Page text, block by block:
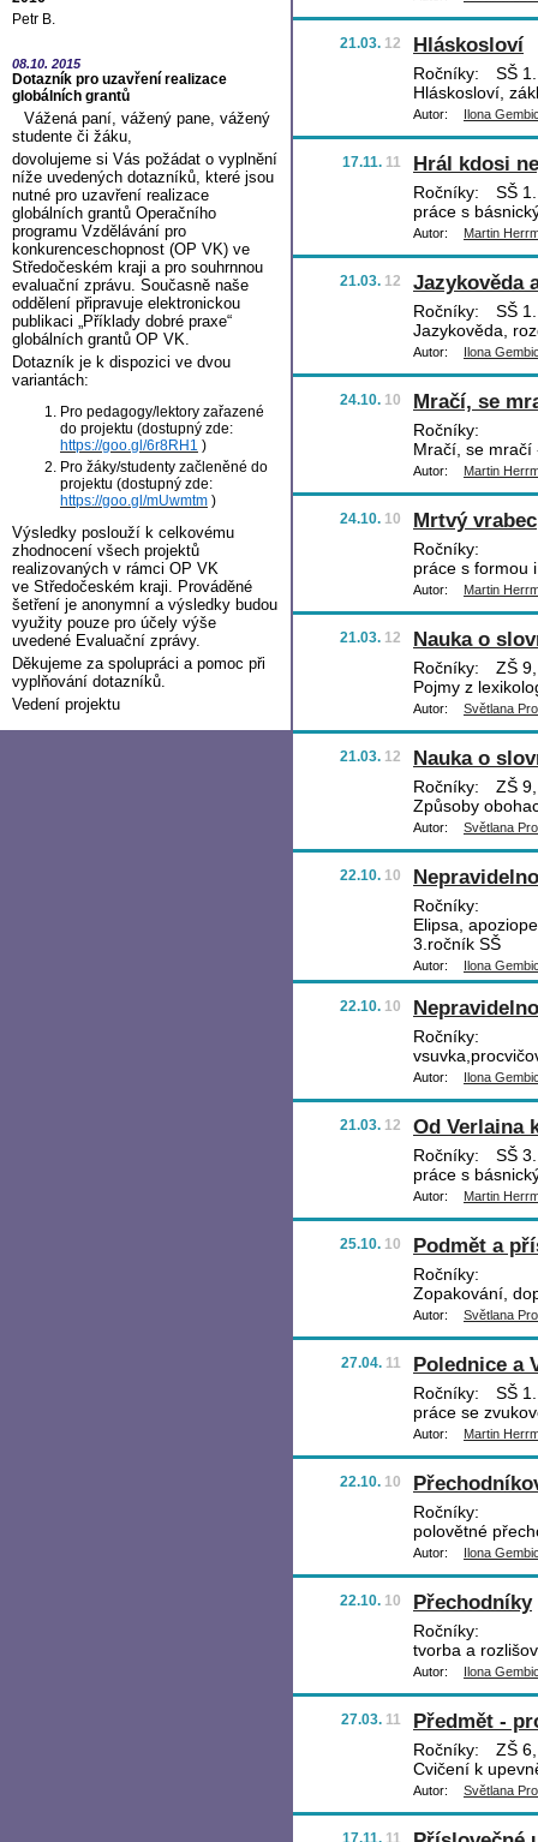
Petr B.
08.10. 2015
Dotazník pro uzavření realizace
globálních grantů
Vážená paní, vážený pane, vážený
studente či žáku,
dovolujeme si Vás požádat o vyplnění
níže uvedených dotazníků, které jsou
nutné pro uzavření realizace
globálních grantů Operačního
programu Vzdělávání pro
konkurenceschopnost (OP VK) ve
Středočeském kraji a pro souhrnnou
evaluační zprávu. Současně naše
oddělení připravuje elektronickou
publikaci „Příklady dobré praxe“
globálních grantů OP VK.
Dotazník je k dispozici ve dvou
variantách:
Pro pedagogy/lektory zařazené
do projektu (dostupný zde:
https://goo.gl/6r8RH1 )
Pro žáky/studenty začleněné do
projektu (dostupný zde:
https://goo.gl/mUwmtm )
Výsledky poslouží k celkovému
zhodnocení všech projektů
realizovaných v rámci OP VK
ve Středočeském kraji. Prováděné
šetření je anonymní a výsledky budou
využity pouze pro účely výše
uvedené Evaluační zprávy.
Děkujeme za spolupráci a pomoc při
vyplňování dotazníků.
Vedení projektu
21.03. 12 Hláskosloví
Ročníky:
SŠ
Hláskosloví,
Autor: Ilona
17.11. 11 Hrál kdosi
Ročníky:
SŠ
práce s
Autor: Martin
21.03. 12 Jazykověda
Ročníky:
SŠ
Jazykověda,
Autor: Ilona
24.10. 10 Mračí, se
Ročníky:
Mračí, se mračí
Autor: Martin
24.10. 10 Mrtvý vrabec
Ročníky:
práce s formou
Autor: Martin
21.03. 12 Nauka o
Ročníky:
ZŠ
Pojmy z
Autor: Světlana
21.03. 12 Nauka o
Ročníky:
ZŠ
Způsoby
Autor: Světlana
22.10. 10
Ročníky:
Elipsa,
3.ročník SŠ
Autor: Ilona
22.10. 10
Ročníky:
Autor: Ilona
21.03. 12 Od Verlaina
Ročníky:
SŠ
práce s
Autor: Martin
25.10. 10 Podmět a
Ročníky:
Zopakování,
Autor: Světlana
27.04. 11 Polednice a
Ročníky:
SŠ
práce se
Autor: Martin
22.10. 10
Ročníky:
polovětné
Autor: Ilona
22.10. 10 Přechodníky
Ročníky:
tvorba a
Autor: Ilona
27.03. 11 Předmět -
Ročníky:
ZŠ
Cvičení k
Autor: Světlana
17.11. 11